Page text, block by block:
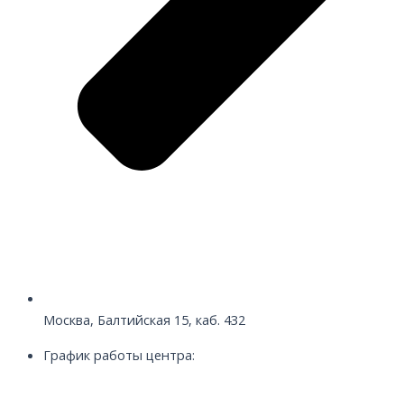
Москва, Балтийская 15, каб. 432
График работы центра: